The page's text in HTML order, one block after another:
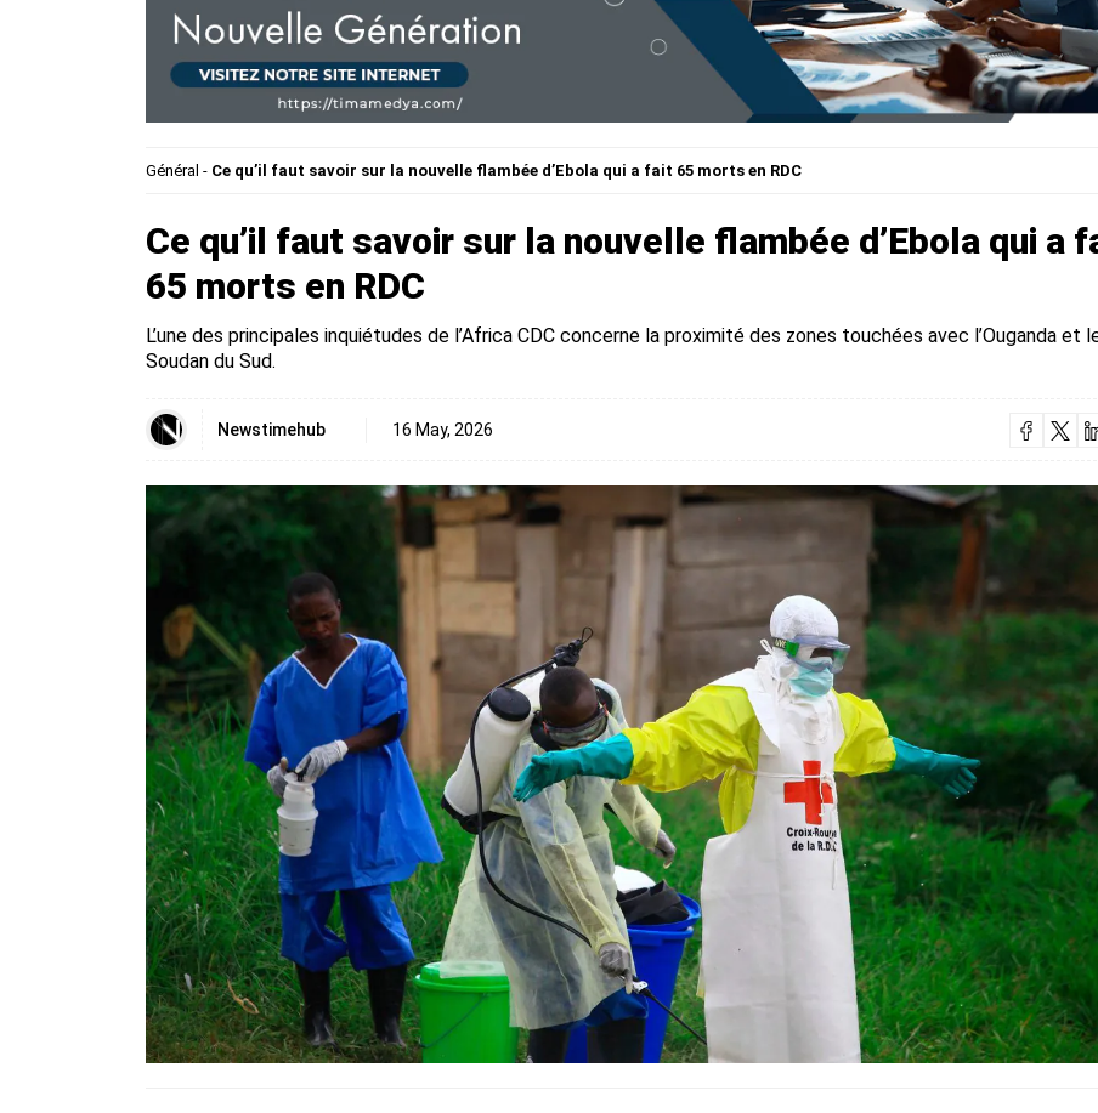
Général - Ce qu’il faut savoir sur la nouvelle flambée d’Ebola qui a fait 65 morts en RDC
Ce qu’il faut savoir sur la nouvelle flambée d’Ebola qui a
65 morts en RDC
L’une des principales inquiétudes de l’Africa CDC concerne la proximité des zones touchées avec l’Ouganda et
Soudan du Sud.
Newstimehub 16 May, 2026